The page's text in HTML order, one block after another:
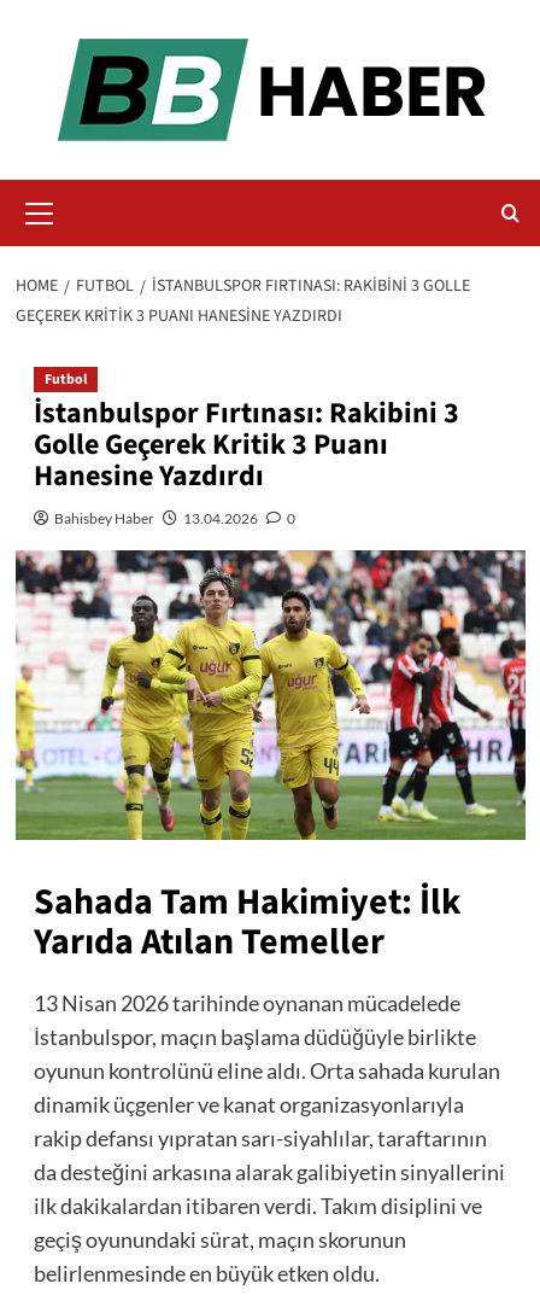
Menu
HOME FUTBOL
İSTANBULSPOR FIRTINASI: RAKIBINI 3 GOLLE
GEÇEREK KRITIK 3 PUANI HANESINE YAZDIRDI
Futbol
İstanbulspor Fırtınası: Rakibini 3
Golle Geçerek Kritik 3 Puanı
Hanesine Yazdırdı
Bahisbey Haber 13.04.2026 0
Sahada Tam Hakimiyet: İlk
Yarıda Atılan Temeller
13 Nisan 2026 tarihinde oynanan mücadelede
İstanbulspor, maçın başlama düdüğüyle birlikte
oyunun kontrolünü eline aldı. Orta sahada kurulan
dinamik üçgenler ve kanat organizasyonlarıyla
rakip defansı yıpratan sarı-siyahlılar, taraftarının
da desteğini arkasına alarak galibiyetin sinyallerini
ilk dakikalardan itibaren verdi. Takım disiplini ve
geçiş oyunundaki sürat, maçın skorunun
belirlenmesinde en büyük etken oldu.